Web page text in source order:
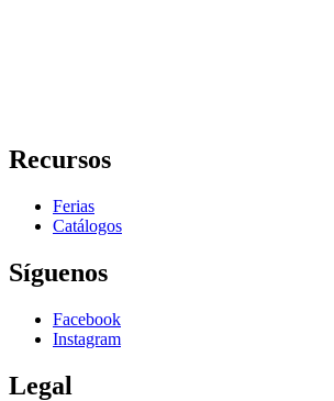
Recursos
Ferias
Catálogos
Síguenos
Facebook
Instagram
Legal